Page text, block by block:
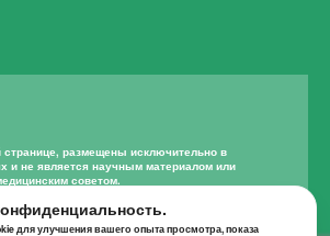
размещены исключительно в
и не является научным материалом или
советом.
лекарственных средств может
специалистом с учетом
для улучшения вашего опыта просмотра, показа